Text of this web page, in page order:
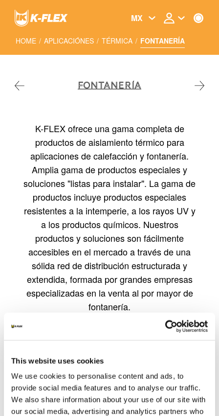
This website uses cookies
We use cookies to personalise content and ads, to
provide social media features and to analyse our traffic.
We also share information about your use of our site with
our social media, advertising and analytics partners who
content
MX
HOME / APLICACIÓNES / TÉRMICA / FONTANERÍA
FONTANERÍA
K-FLEX ofrece una gama completa de
productos de aislamiento térmico para
aplicaciones de calefacción y fontanería.
Amplia gama de productos especiales y
soluciones "listas para instalar". La gama de
productos incluye productos especiales
resistentes a la intemperie, a los rayos UV y
a los productos químicos. Nuestros
productos y soluciones son fácilmente
accesibles en el mercado a través de una
sólida red de distribución estructurada y
extendida, formada por grandes empresas
especializadas en la venta al por mayor de
fontanería.
K-FLEX CLAD AL
Especificaciones técnicas - K-FLEX CLAD AL
K-FLEX HT
Especificaciones técnicas - K-FLEX HT
K-FLEX TITAN